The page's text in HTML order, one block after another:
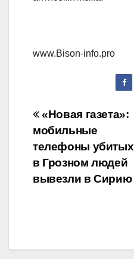
www.Bison-info.pro
Навигация
по
записям
«Новая газета»:
мобильные
телефоны убитых
в Грозном людей
вывезли в Сирию